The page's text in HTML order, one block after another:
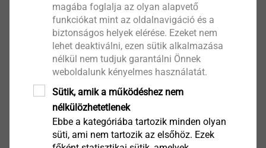
Surface Coatings
Termék megtekintése
magába foglalja az olyan alapvető
funkciókat mint az oldalnavigáció és a
biztonságos helyek elérése. Ezeket nem
lehet deaktiválni, ezen sütik alkalmazása
nélkül nem tudjuk garantálni Önnek
weboldalunk kényelmes használatát.
Sütik, amik a működéshez nem
nélkülözhetetlenek
Ebbe a kategóriába tartozik minden olyan
süti, ami nem tartozik az elsőhöz. Ezek